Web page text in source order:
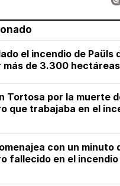
el incendio de Paüls
más de 3.300 hectáreas
Tortosa por la muerte
que trabajaba en el
con un minuto
fallecido en el incendio